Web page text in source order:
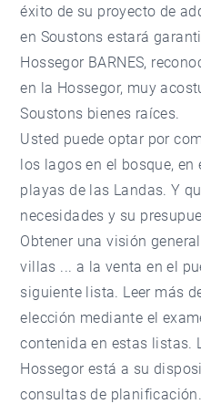
éxito de su proyecto de
en Soustons estará
Hossegor BARNES,
en la Hossegor, muy
Soustons bienes raíces.
Usted puede optar por
los lagos en el bosque, en
playas de las Landas. Y
necesidades y su
Obtener una visión
villas ... a la venta en el
siguiente lista. Leer más
elección mediante el
contenida en estas listas.
Hossegor está a su
consultas de